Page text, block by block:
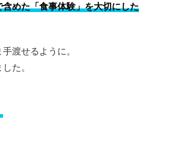
めた「食事体験」を大切にした
渡せるように。
た。
るスローガンではなく「なぜそれが必要か」という
...